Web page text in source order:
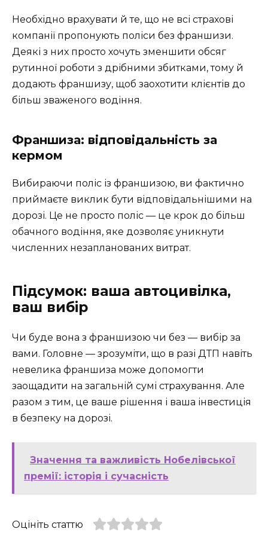
Необхідно врахувати й те, що не всі страхові
компанії пропонують поліси без франшизи.
Деякі з них просто хочуть зменшити обсяг
рутинної роботи з дрібними збитками, тому й
додають франшизу, щоб заохотити клієнтів до
більш зваженого водіння.
Франшиза: відповідальність за
кермом
Вибираючи поліс із франшизою, ви фактично
приймаєте виклик бути відповідальнішими на
дорозі. Це не просто поліс — це крок до більш
обачного водіння, яке дозволяє уникнути
численних незапланованих витрат.
Підсумок: ваша автоцивілка,
ваш вибір
Чи буде вона з франшизою чи без — вибір за
вами. Головне — зрозуміти, що в разі ДТП навіть
невелика франшиза може допомогти
заощадити на загальній сумі страхування. Але
разом з тим, це ваше рішення і ваша інвестиція
в безпеку на дорозі.
Значення та важливість Нобелівської
премії: історія і сучасність
Оцініть статтю